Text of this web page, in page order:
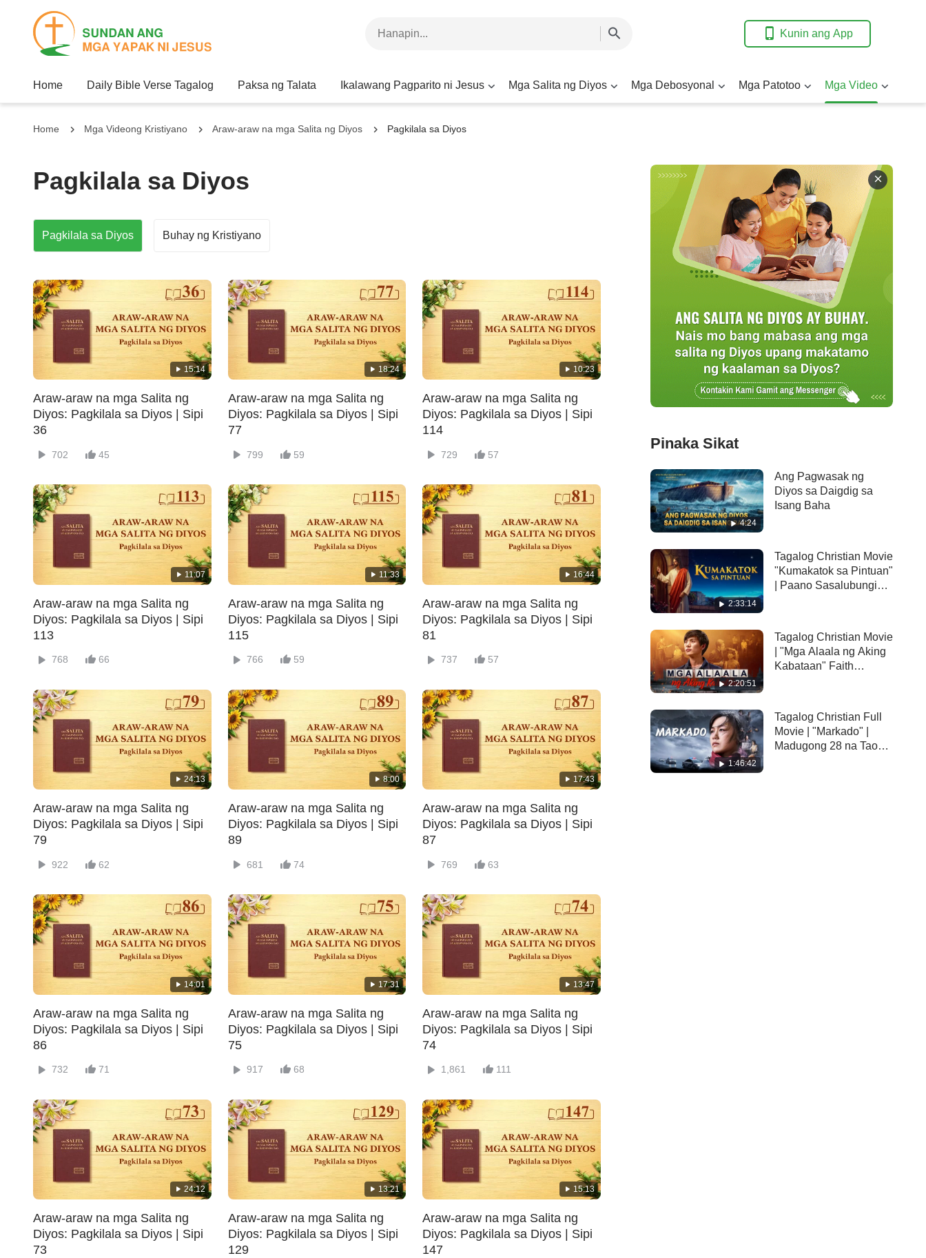
Kunin ang App
Home Daily Bible Verse Tagalog Paksa ng Talata Ikalawang Pagparito ni Jesus Mga Salita ng Diyos Mga Debosyonal Mga Patotoo Mga Video
Home Mga Videong Kristiyano Araw-araw na mga Salita ng Diyos Pagkilala sa Diyos
Pagkilala sa Diyos
Pagkilala sa Diyos Buhay ng Kristiyano
15:14
Araw-araw na mga Salita ng
Diyos: Pagkilala sa Diyos | Sipi
36
702 45
18:24
Araw-araw na mga Salita ng
Diyos: Pagkilala sa Diyos | Sipi
77
799 59
10:23
Araw-araw na mga Salita ng
Diyos: Pagkilala sa Diyos | Sipi
114
729 57
11:07
Araw-araw na mga Salita ng
Diyos: Pagkilala sa Diyos | Sipi
113
768 66
11:33
Araw-araw na mga Salita ng
Diyos: Pagkilala sa Diyos | Sipi
115
766 59
16:44
Araw-araw na mga Salita ng
Diyos: Pagkilala sa Diyos | Sipi
81
737 57
24:13
Araw-araw na mga Salita ng
Diyos: Pagkilala sa Diyos | Sipi
79
922 62
8:00
Araw-araw na mga Salita ng
Diyos: Pagkilala sa Diyos | Sipi
89
681 74
17:43
Araw-araw na mga Salita ng
Diyos: Pagkilala sa Diyos | Sipi
87
769 63
14:01
Araw-araw na mga Salita ng
Diyos: Pagkilala sa Diyos | Sipi
86
732 71
17:31
Araw-araw na mga Salita ng
Diyos: Pagkilala sa Diyos | Sipi
75
917 68
13:47
Araw-araw na mga Salita ng
Diyos: Pagkilala sa Diyos | Sipi
74
1,861 111
24:12
Araw-araw na mga Salita ng
Diyos: Pagkilala sa Diyos | Sipi
73
13:21
Araw-araw na mga Salita ng
Diyos: Pagkilala sa Diyos | Sipi
129
15:13
Araw-araw na mga Salita ng
Diyos: Pagkilala sa Diyos | Sipi
147
Pinaka Sikat
4:24
Ang Pagwasak ng
Diyos sa Daigdig sa
Isang Baha
2:33:14
Tagalog Christian Movie
"Kumakatok sa Pintuan"
| Paano Sasalubungin
2:20:51
Tagalog Christian Movie
| "Mga Alaala ng Aking
Kabataan" Faith
1:46:42
Tagalog Christian Full
Movie | "Markado" |
Madugong 28 na Taon,